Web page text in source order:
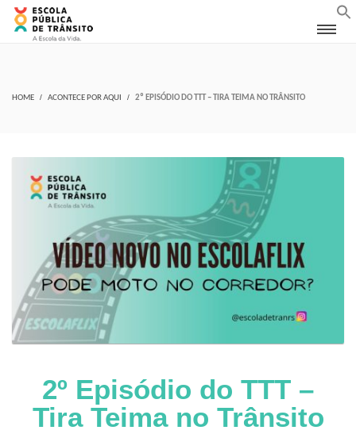
HOME ACONTECE POR AQUI 2º EPISÓDIO DO TTT – TIRA TEIMA NO TRÂNSITO
2º Episódio do TTT –
Tira Teima no Trânsito